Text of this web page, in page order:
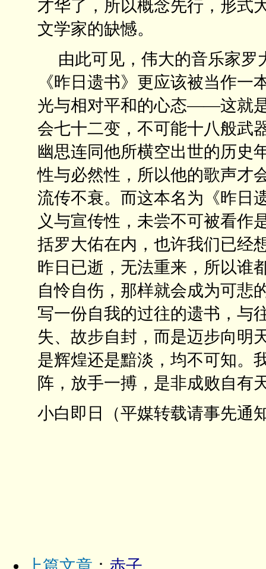
才华了，所以概念先行，形式
文学家的缺憾。
由此可见，伟大的音乐家罗
《昨日遗书》更应该被当作
光与相对平和的心态——这就
会七十二变，不可能十八般武
幽思连同他所横空出世的历史
性与必然性，所以他的歌声才
流传不衰。而这本名为《昨日
义与宣传性，未尝不可被看作
括罗大佑在内，也许我们已经
昨日已逝，无法重来，所以谁
自怜自伤，那样就会成为可悲
写一份自我的过往的遗书，与
失、故步自封，而是迈步向明
是辉煌还是黯淡，均不可知。
阵，放手一搏，是非成败自有
小白即日（平媒转载请事先通